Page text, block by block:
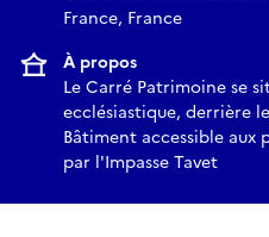
France, France
À propos
Le Carré Patrimoine se
ecclésiastique, derrière
Bâtiment accessible
par l'Impasse Tavet